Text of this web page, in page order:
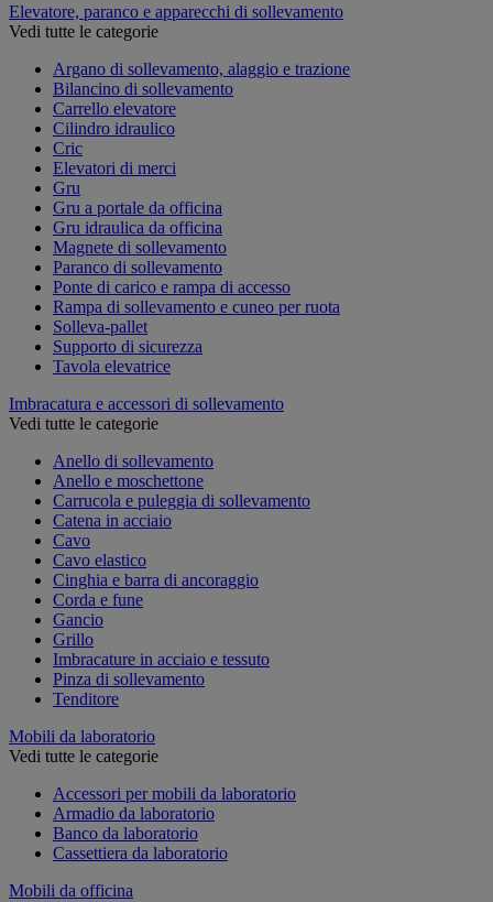
Elevatore, paranco e apparecchi di sollevamento
Vedi tutte le categorie
Argano di sollevamento, alaggio e trazione
Bilancino di sollevamento
Carrello elevatore
Cilindro idraulico
Cric
Elevatori di merci
Gru
Gru a portale da officina
Gru idraulica da officina
Magnete di sollevamento
Paranco di sollevamento
Ponte di carico e rampa di accesso
Rampa di sollevamento e cuneo per ruota
Solleva-pallet
Supporto di sicurezza
Tavola elevatrice
Imbracatura e accessori di sollevamento
Vedi tutte le categorie
Anello di sollevamento
Anello e moschettone
Carrucola e puleggia di sollevamento
Catena in acciaio
Cavo
Cavo elastico
Cinghia e barra di ancoraggio
Corda e fune
Gancio
Grillo
Imbracature in acciaio e tessuto
Pinza di sollevamento
Tenditore
Mobili da laboratorio
Vedi tutte le categorie
Accessori per mobili da laboratorio
Armadio da laboratorio
Banco da laboratorio
Cassettiera da laboratorio
Mobili da officina